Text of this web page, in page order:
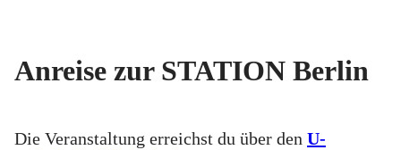
Anreise zur STATION Berlin
Die Veranstaltung erreichst du über den U-